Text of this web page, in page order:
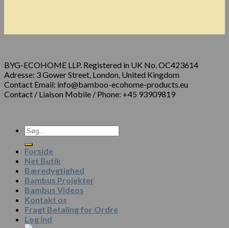
BYG-ECOHOME LLP. Registered in UK No. OC423614
Adresse: 3 Gower Street, London, United Kingdom
Contact Email: info@bamboo-ecohome-products.eu
Contact / Liaison Mobile / Phone: +45 93909819
Forside
Net Butik
Bæredygtighed
Bambus Projekter
Bambus Videos
Kontakt os
Fragt Betaling for Ordre
Log ind